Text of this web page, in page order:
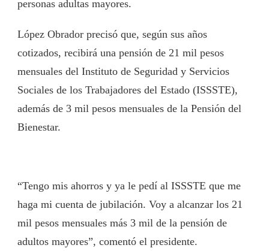
personas adultas mayores.
López Obrador precisó que, según sus años
cotizados, recibirá una pensión de 21 mil pesos
mensuales del Instituto de Seguridad y Servicios
Sociales de los Trabajadores del Estado (ISSSTE),
además de 3 mil pesos mensuales de la Pensión del
Bienestar.
“Tengo mis ahorros y ya le pedí al ISSSTE que me
haga mi cuenta de jubilación. Voy a alcanzar los 21
mil pesos mensuales más 3 mil de la pensión de
adultos mayores”, comentó el presidente.